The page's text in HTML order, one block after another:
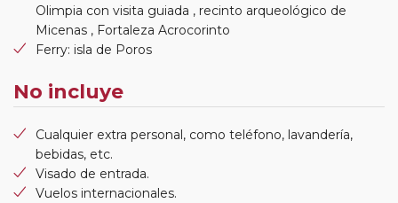
Olimpia con visita guiada , recinto arqueológico de
Micenas , Fortaleza Acrocorinto
Ferry: isla de Poros
No incluye
Cualquier extra personal, como teléfono, lavandería,
bebidas, etc.
Visado de entrada.
Vuelos internacionales.